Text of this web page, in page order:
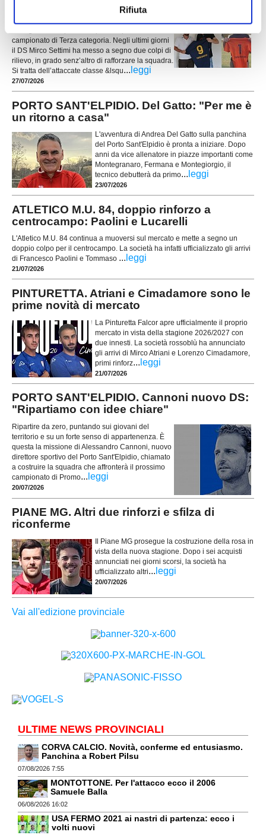
Rifiuta
attaccante e un portiere
SERVIGLIANO. Si muove sul mercato la SC
campionato di Terza categoria. Negli ultimi giorni
il DS Mirco Settimi ha messo a segno due colpi di
rilievo, in grado senz’altro di rafforzare la squadra.
Si tratta dell’attaccate classe &lsqu... leggi
27/07/2026
PORTO SANT'ELPIDIO. Del Gatto: "Per me è
un ritorno a casa"
L'avventura di Andrea Del Gatto sulla panchina
del Porto Sant'Elpidio è pronta a iniziare. Dopo
anni da vice allenatore in piazze importanti come
Montegranaro, Fermana e Montegiorgio, il
tecnico debutterà da primo... leggi
23/07/2026
ATLETICO M.U. 84, doppio rinforzo a
centrocampo: Paolini e Lucarelli
L'Atletico M.U. 84 continua a muoversi sul mercato e mette a segno un
doppio colpo per il centrocampo. La società ha infatti ufficializzato gli arrivi
di Francesco Paolini e Tommaso ... leggi
21/07/2026
PINTURETTA. Atriani e Cimadamore sono le
prime novità di mercato
La Pinturetta Falcor apre ufficialmente il proprio
mercato in vista della stagione 2026/2027 con
due innesti. La società rossoblù ha annunciato
gli arrivi di Mirco Atriani e Lorenzo Cimadamore,
primi rinforz... leggi
21/07/2026
PORTO SANT'ELPIDIO. Cannoni nuovo DS:
"Ripartiamo con idee chiare"
Ripartire da zero, puntando sui giovani del
territorio e su un forte senso di appartenenza. È
questa la missione di Alessandro Cannoni, nuovo
direttore sportivo del Porto Sant'Elpidio, chiamato
a costruire la squadra che affronterà il prossimo
campionato di Promo... leggi
20/07/2026
PIANE MG. Altri due rinforzi e sfilza di
riconferme
Il Piane MG prosegue la costruzione della rosa in
vista della nuova stagione. Dopo i sei acquisti
annunciati nei giorni scorsi, la società ha
ufficializzato altri... leggi
20/07/2026
Vai all'edizione provinciale
ULTIME NEWS PROVINCIALI
CORVA CALCIO. Novità, conferme ed entusiasmo.
Panchina a Robert Pilsu
07/08/2026 7:55
MONTOTTONE. Per l'attacco ecco il 2006
Samuele Balla
06/08/2026 16:02
USA FERMO 2021 ai nastri di partenza: ecco i
volti nuovi